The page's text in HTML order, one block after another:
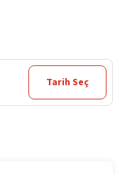
Tarih Seç